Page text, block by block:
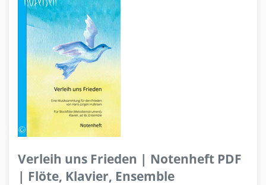
Verleih uns Frieden | Notenheft PDF
| Flöte, Klavier, Ensemble